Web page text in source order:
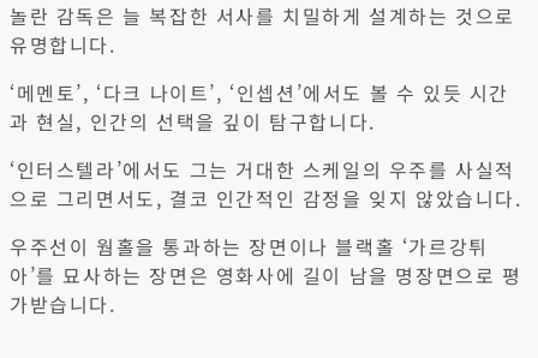
놀란 감독은 늘 복잡한 서사를 치밀하게 설계하는 것으로
유명합니다.
‘메멘토’, ‘다크 나이트’, ‘인셉션’에서도 볼 수 있듯 시간
과 현실, 인간의 선택을 깊이 탐구합니다.
‘인터스텔라’에서도 그는 거대한 스케일의 우주를 사실적
으로 그리면서도, 결코 인간적인 감정을 잊지 않았습니다.
우주선이 웜홀을 통과하는 장면이나 블랙홀 ‘가르강튀
아’를 묘사하는 장면은 영화사에 길이 남을 명장면으로 평
가받습니다.